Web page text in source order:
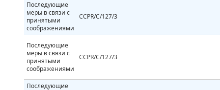
Последующие
меры в связи с
принятыми
соображениями
CCPR/C/127/3
Последующие
меры в связи с
принятыми
соображениями
CCPR/C/127/3
Последующие